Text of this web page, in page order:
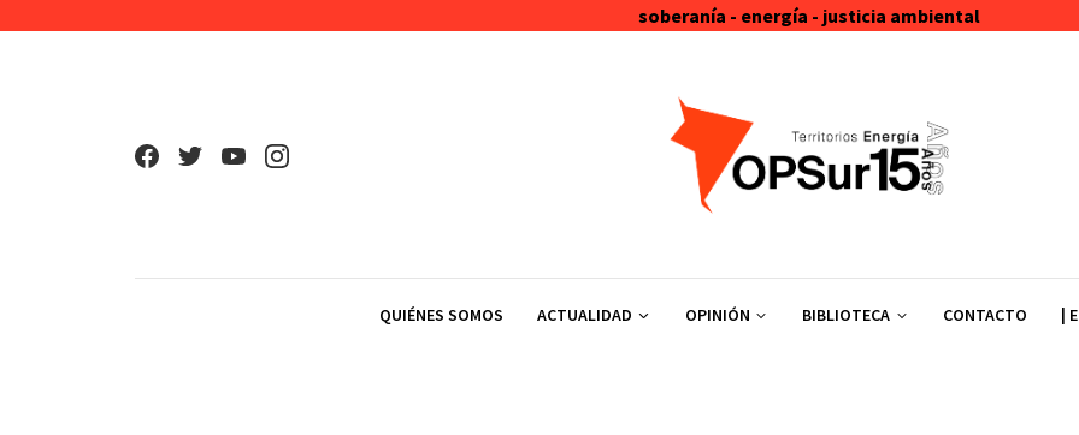
soberanía - energía - justicia ambiental
QUIÉNES SOMOS ACTUALIDAD OPINIÓN BIBLIOTECA CONTACTO |